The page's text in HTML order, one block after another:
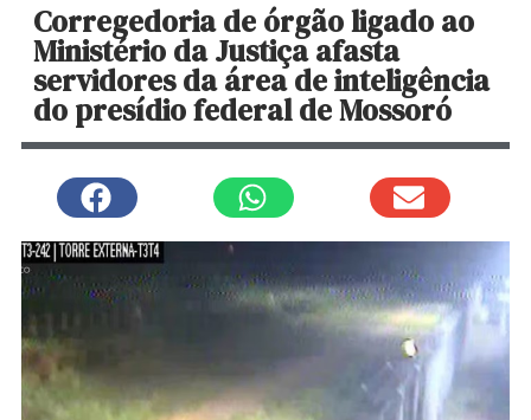
Corregedoria de órgão ligado ao
Ministério da Justiça afasta
servidores da área de inteligência
do presídio federal de Mossoró